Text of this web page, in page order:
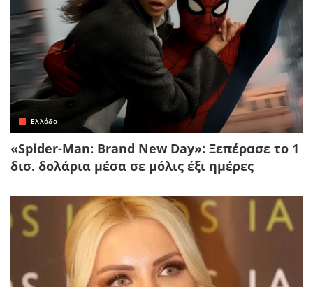
Ελλάδα
«Spider-Man: Brand New Day»: Ξεπέρασε το 1
δισ. δολάρια μέσα σε μόλις έξι ημέρες